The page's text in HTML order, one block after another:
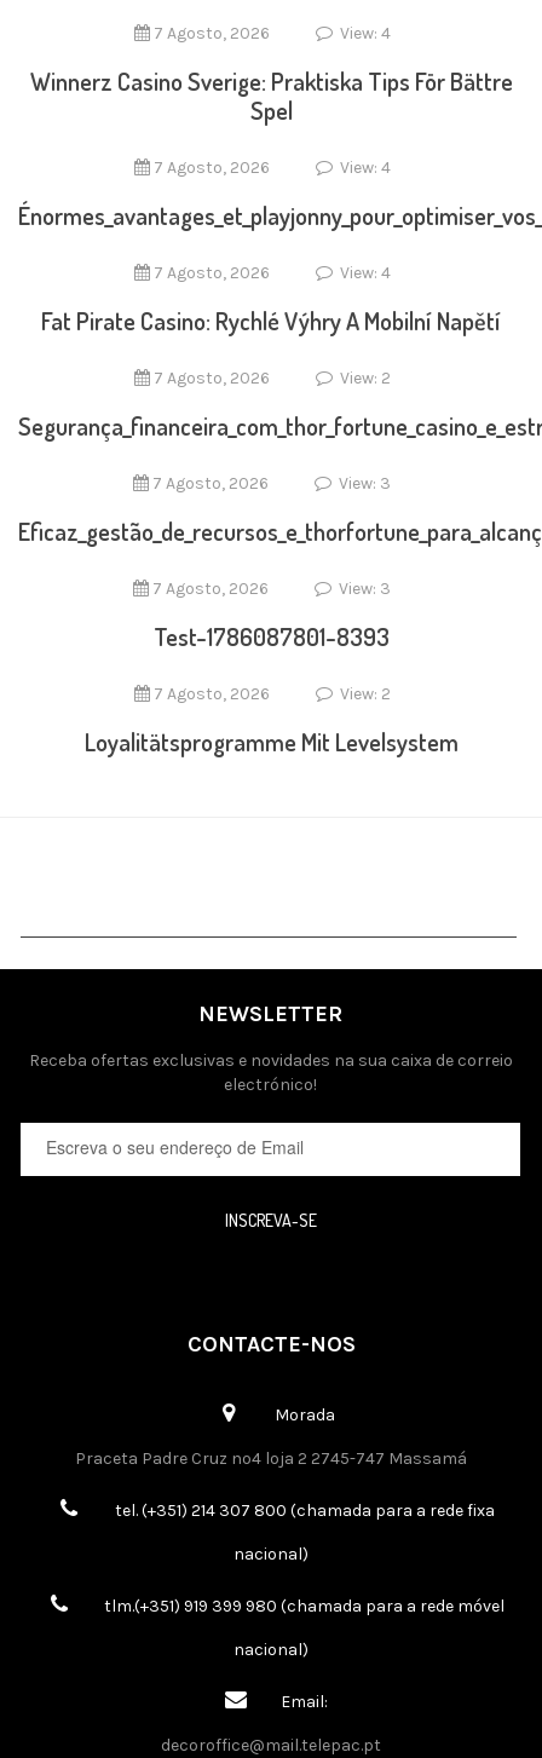
7 Agosto, 2026 View: 4
Winnerz Casino Sverige: Praktiska Tips För Bättre
Spel
7 Agosto, 2026 View: 4
7 Agosto, 2026 View: 4
Fat Pirate Casino: Rychlé Výhry A Mobilní Napětí
7 Agosto, 2026 View: 2
7 Agosto, 2026 View: 3
7 Agosto, 2026 View: 3
Test-1786087801-8393
7 Agosto, 2026 View: 2
Loyalitätsprogramme Mit Levelsystem
NEWSLETTER
Receba ofertas exclusivas e novidades na sua caixa de correio
electrónico!
INSCREVA-SE
CONTACTE-NOS
Morada
Praceta Padre Cruz nº4 loja 2 2745-747 Massamá
tel. (+351) 214 307 800 (chamada para a rede fixa
nacional)
tlm.(+351) 919 399 980 (chamada para a rede móvel
nacional)
Email:
decoroffice@mail.telepac.pt